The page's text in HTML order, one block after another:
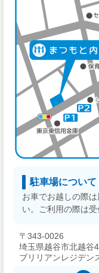
駐車場について
お車でお越しの際
い。ご利用の際は受
〒343-0026
埼玉県越谷市北越谷
ブリリアンレジデン